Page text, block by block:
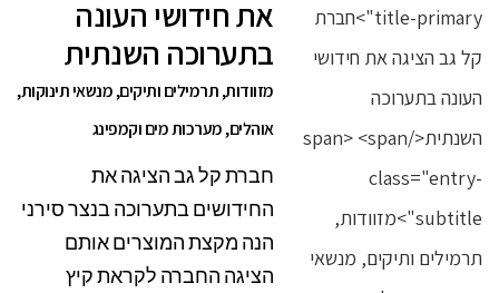
את חידושי העונה
בתערוכה השנתית
מזוודות, תרמילים ותיקים, מנשאי תינוקות,
אוהלים, מערכות מים וקמפינג
חברת קל גב הציגה את
החידושים בתערוכה בנצר סירני
הנה מקצת המוצרים אותם
הציגה החברה לקראת קיץ